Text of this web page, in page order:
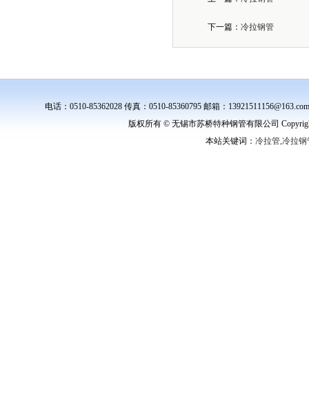
下一篇： 冷拉钢管
电话：0510-85362028 传真：0510-85360795 邮箱：
版权所有 © 无锡市苏桥特种钢管有限公司
本站关键词： 冷拉管,冷拉